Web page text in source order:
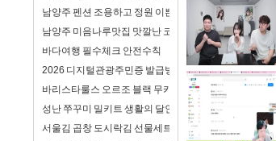
남양주 펜션 조용하고 정원 이쁜 가족 독채 펜션 해드림
남양주 미음나루맛집 맛깔난 코다리 먹은 점심 모임장소
바다여행 필수체크 안전수칙
2026 디지털관광주민증 발급방법 및 할인혜택 :: 영동
바리스타룰스 오르조 블랙 무카페인 음료 홈카페 활용
성난 쭈꾸미 밀키트 생활의 달인 비법 양념으로 만든 쭈
서울김 곱창 도시락김 선물세트 아이 반찬으로 선택한 솔